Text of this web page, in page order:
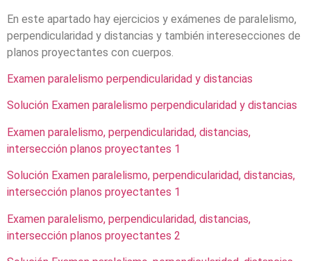
En este apartado hay ejercicios y exámenes de paralelismo,
perpendicularidad y distancias y también interesecciones de
planos proyectantes con cuerpos.
Examen paralelismo perpendicularidad y distancias
Solución Examen paralelismo perpendicularidad y distancias
Examen paralelismo, perpendicularidad, distancias,
intersección planos proyectantes 1
Solución Examen paralelismo, perpendicularidad, distancias,
intersección planos proyectantes 1
Examen paralelismo, perpendicularidad, distancias,
intersección planos proyectantes 2